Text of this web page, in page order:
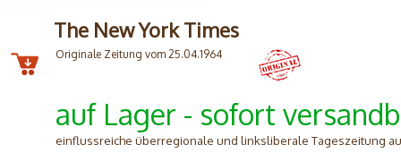
The New York Times
Originale Zeitung vom 25.04.1964
auf Lager - sofort
einflussreiche überregionale und linksliberale Tageszeitung